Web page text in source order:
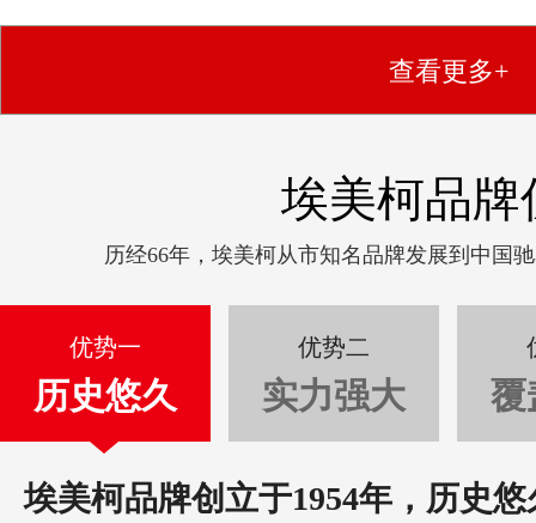
查看更多+
埃美柯品牌
历经66年，埃美柯从市知名品牌发展到中国
优势一
历史悠久
优势二
实力强大 覆
埃美柯品牌创立于1954年，历史悠